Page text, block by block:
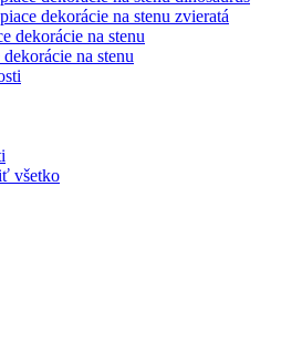
dekorácie na stenu zvieratá
dekorácie na stenu
na stenu
všetko